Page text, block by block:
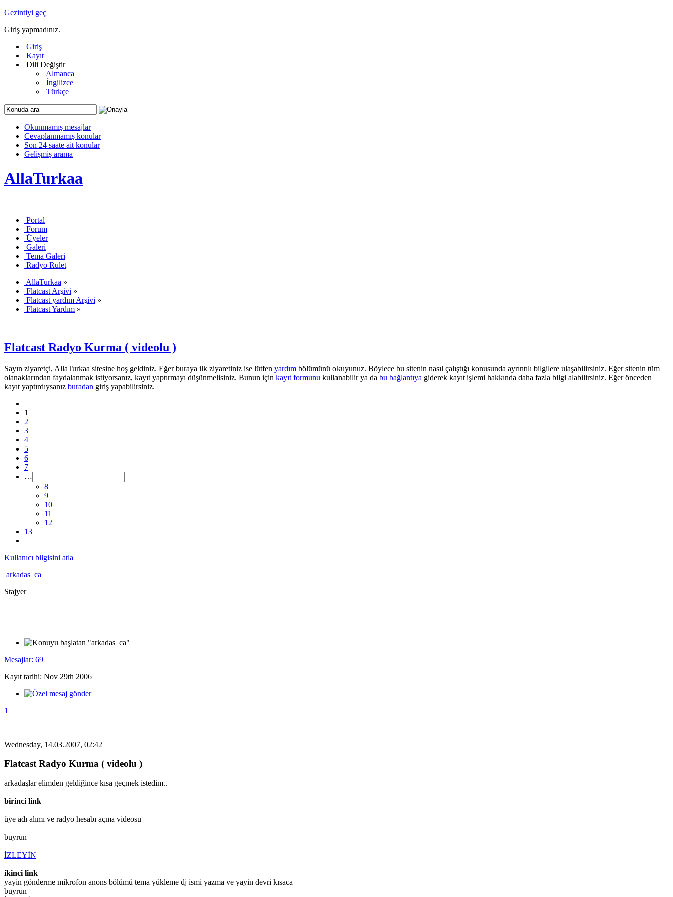
Gezintiyi geç
Giriş yapmadınız.
Giriş
Kayıt
Dili Değiştir
Almanca
İngilizce
Türkçe
Okunmamış mesajlar
Cevaplanmamış konular
Son 24 saate ait konular
Gelişmiş arama
AllaTurkaa
Portal
Forum
Üyeler
Galeri
Tema Galeri
Radyo Rulet
AllaTurkaa »
Flatcast Arşivi »
Flatcast yardım Arşivi »
Flatcast Yardım »
Flatcast Radyo Kurma ( videolu )
Sayın ziyaretçi, AllaTurkaa sitesine hoş geldiniz. Eğer buraya ilk ziyaretiniz ise lütfen yardım bölümünü okuyunuz. Böylece bu sitenin nasıl çalıştığı konusunda ayrıntılı bilgilere ulaşabilirsiniz. Eğer sitenin tüm
olanaklarından faydalanmak istiyorsanız, kayıt yaptırmayı düşünmelisiniz. Bunun için kayıt formunu kullanabilir ya da bu bağlantıya giderek kayıt işlemi hakkında daha fazla bilgi alabilirsiniz. Eğer önceden
kayıt yaptırdıysanız buradan giriş yapabilirsiniz.
1
2
3
4
5
6
7
…
8
9
10
11
12
13
Kullanıcı bilgisini atla
arkadas_ca
Stajyer
Mesajlar: 69
Kayıt tarihi: Nov 29th 2006
1
Wednesday, 14.03.2007, 02:42
Flatcast Radyo Kurma ( videolu )
arkadaşlar elimden geldiğince kısa geçmek istedim..
birinci link
üye adı alımı ve radyo hesabı açma videosu
buyrun
İZLEYİN
ikinci link
yayin gönderme mikrofon anons bölümü tema yükleme dj ismi yazma ve yayin devri kısaca
buyrun